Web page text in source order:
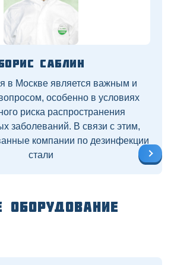
Саблин
в Москве является важным и
особенно в условиях
риска распространения
заболеваний. В связи с этим,
компании по дезинфекции
стали
оборудование